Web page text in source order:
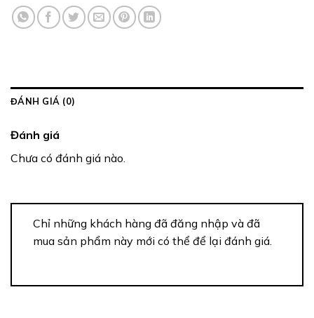
ĐÁNH GIÁ (0)
Đánh giá
Chưa có đánh giá nào.
Chỉ những khách hàng đã đăng nhập và đã
mua sản phẩm này mới có thể để lại đánh giá.